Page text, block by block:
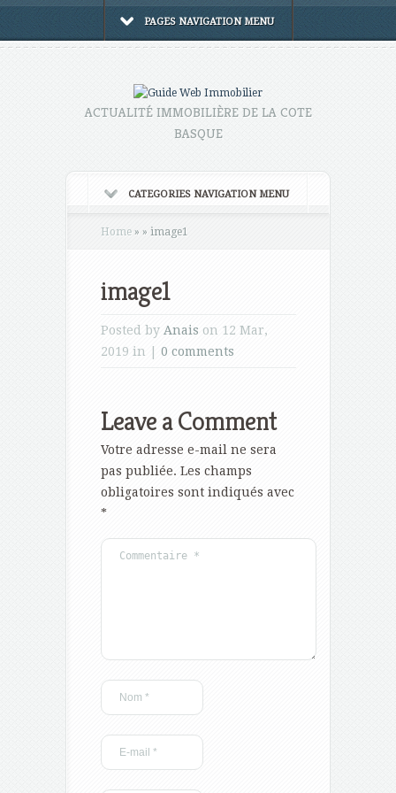
PAGES NAVIGATION MENU
ACTUALITÉ IMMOBILIÈRE DE LA COTE
BASQUE
CATEGORIES NAVIGATION MENU
Home » » image1
image1
Posted by Anais on 12 Mar,
2019 in | 0 comments
Leave a Comment
Votre adresse e-mail ne sera
pas publiée. Les champs
obligatoires sont indiqués avec
*